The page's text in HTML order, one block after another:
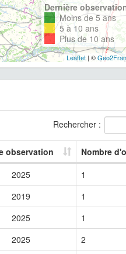
Dernière
Moins de 5 ans
5 à 10 ans
Plus de 10 ans
Leaflet| ©
Rechercher :
observation
Nombre
2025
1
2019
1
2025
1
2025
2